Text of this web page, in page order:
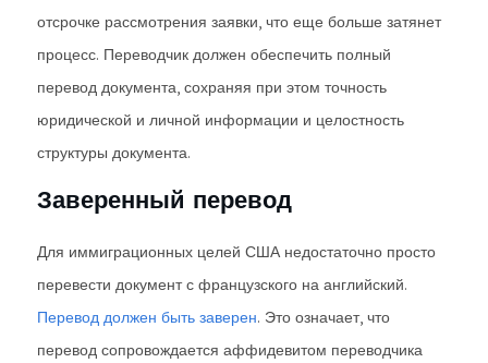
отсрочке рассмотрения заявки, что еще больше затянет
процесс. Переводчик должен обеспечить полный
перевод документа, сохраняя при этом точность
юридической и личной информации и целостность
структуры документа.
Заверенный перевод
Для иммиграционных целей США недостаточно просто
перевести документ с французского на английский.
Перевод должен быть заверен. Это означает, что
перевод сопровождается аффидевитом переводчика